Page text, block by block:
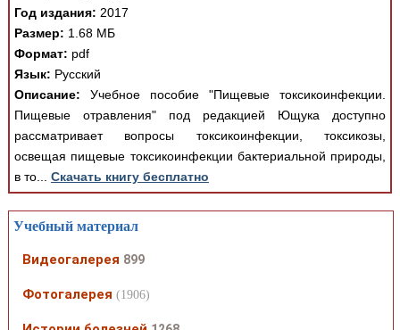
Год издания: 2017
Размер: 1.68 МБ
Формат: pdf
Язык: Русский
Описание: Учебное пособие "Пищевые токсикоинфекции.
Пищевые отравления" под редакцией Ющука доступно
рассматривает вопросы токсикоинфекции, токсикозы,
освещая пищевые токсикоинфекции бактериальной природы,
в то... Скачать книгу бесплатно
Учебный материал
Видеогалерея 899
Фотогалерея (1906)